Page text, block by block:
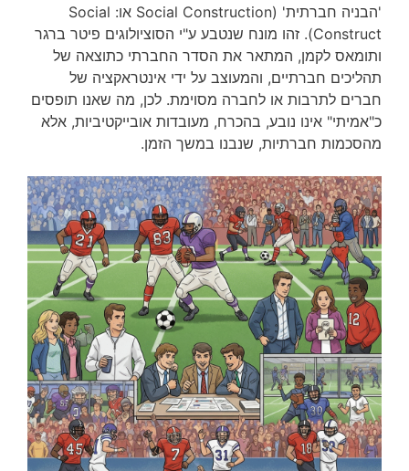
'הבניה חברתית' (Social Construction או: Social
Construct). זהו מונח שנטבע ע"י הסוציולוגים פיטר ברגר
ותומאס לקמן, המתאר את הסדר החברתי כתוצאה של
תהליכים חברתיים, והמעוצב על ידי אינטראקציה של
חברים לתרבות או לחברה מסוימת. לכן, מה שאנו תופסים
כ"אמיתי" אינו נובע, בהכרח, מעובדות אובייקטיביות, אלא
מהסכמות חברתיות, שנבנו במשך הזמן.